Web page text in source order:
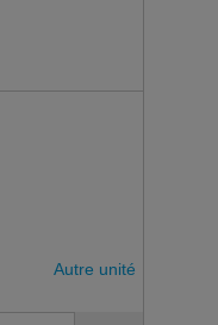
Autre unité